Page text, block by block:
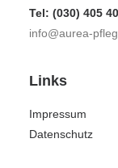
Tel: (030) 405
info@aurea-
Links
Impressum
Datenschutz